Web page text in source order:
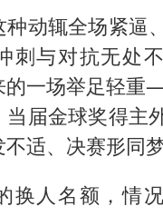
动辄全场紧逼
刺与对抗无处
的一场举足轻
届金球奖得主
适、决赛形同梦
换人名额，情